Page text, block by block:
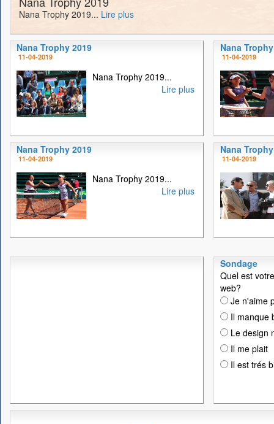
Nana Trophy 2019... Lire plus
Nana Trophy 2019
11-04-2019
Nana Trophy 2019...
Lire plus
Nana
11-04-2019
Nana Trophy 2019
11-04-2019
Nana Trophy 2019...
Lire plus
Nana
11-04-2019
Sondage
Quel est
web?
Je n'aime
Il manque
Le design
Il me plait
Il est trés